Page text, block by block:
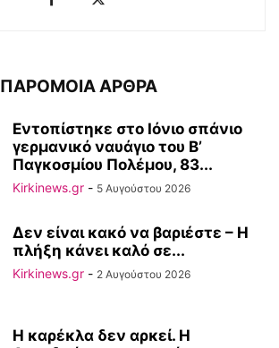
ΠΑΡΟΜΟΙΑ ΑΡΘΡΑ
Εντοπίστηκε στο Ιόνιο σπάνιο
γερμανικό ναυάγιο του Β’
Παγκοσμίου Πολέμου, 83...
Kirkinews.gr - 5 Αυγούστου 2026
Δεν είναι κακό να βαριέστε – Η
πλήξη κάνει καλό σε...
Kirkinews.gr - 2 Αυγούστου 2026
Η καρέκλα δεν αρκεί. Η